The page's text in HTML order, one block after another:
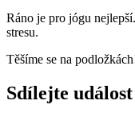
Ráno je pro jógu
stresu.
Těšíme se na
Sdílejte událost